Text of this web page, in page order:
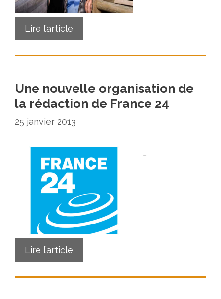
Lire l’article
Une nouvelle organisation de
la rédaction de France 24
25 janvier 2013
…
Lire l’article